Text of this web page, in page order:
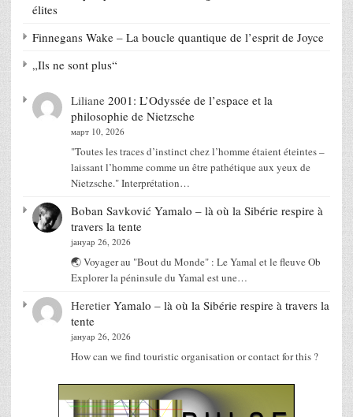
élites
Finnegans Wake – La boucle quantique de l’esprit de Joyce
„Ils ne sont plus“
Liliane 2001: L’Odyssée de l’espace et la
philosophie de Nietzsche
март 10, 2026
"Toutes les traces d’instinct chez l’homme étaient éteintes –
laissant l’homme comme un être pathétique aux yeux de
Nietzsche." Interprétation…
Boban Savković Yamalo – là où la Sibérie respire à
travers la tente
јануар 26, 2026
🌏 Voyager au "Bout du Monde" : Le Yamal et le fleuve Ob
Explorer la péninsule du Yamal est une…
Heretier Yamalo – là où la Sibérie respire à travers la
tente
јануар 26, 2026
How can we find touristic organisation or contact for this ?